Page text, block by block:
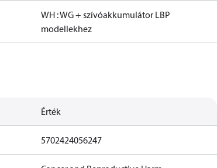
WH : WG + szívóakkumulátor LBP
modellekhez
Érték
5702424056247